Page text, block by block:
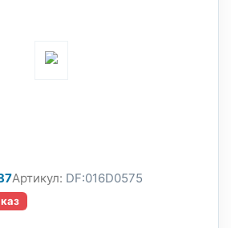
Артикул: DF:016D0575